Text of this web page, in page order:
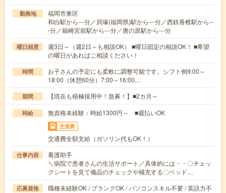
勤務地
福岡市東区
和白駅から---分／貝塚(福岡県)駅から---分／西鉄香椎駅から--
-分／箱崎宮前駅から---分／唐の原駅から---分
曜日頻度
週3日～（週2日～も相談OK） ■曜日固定の相談OK！ ■希望
の曜日があればご相談ください！
時間
お子さんの予定にも柔軟に調整可能です。シフト例9:00～
18:00（休憩60分）7:00～16:00…
期間 【現在も積極採用中！急募！】■2カ月～
時給 無資格未経験：時給1300円～ ■週払いOK
交通費
交通費全額支給（ガソリン代もOK！）
仕事内容
看護助手
＼病院で患者さんの生活サポート／具体的には・・〇チェッ
クシートを見て備品のチェックや補充する〇ベッド…
応募資格
職種未経験OK / ブランクOK / パソコンスキル不要 / 英語力不